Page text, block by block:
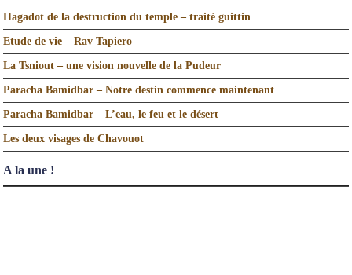
Hagadot de la destruction du temple – traité guittin
Etude de vie – Rav Tapiero
La Tsniout – une vision nouvelle de la Pudeur
Paracha Bamidbar – Notre destin commence maintenant
Paracha Bamidbar – L’eau, le feu et le désert
Les deux visages de Chavouot
A la une !